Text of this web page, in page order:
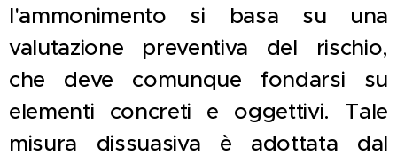
l'ammonimento si basa su una
valutazione preventiva del rischio,
che deve comunque fondarsi su
elementi concreti e oggettivi. Tale
misura dissuasiva è adottata dal